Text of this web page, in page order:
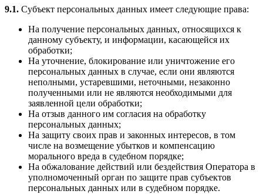
9.1. Субъект персональных данных имеет следующие права:
На получение персональных данных, относящихся к
данному субъекту, и информации, касающейся их
обработки;
На уточнение, блокирование или уничтожение его
персональных данных в случае, если они являются
неполными, устаревшими, неточными, незаконно
полученными или не являются необходимыми для
заявленной цели обработки;
На отзыв данного им согласия на обработку
персональных данных;
На защиту своих прав и законных интересов, в том
числе на возмещение убытков и компенсацию
морального вреда в судебном порядке;
На обжалование действий или бездействия Оператора в
уполномоченный орган по защите прав субъектов
персональных данных или в судебном порядке.